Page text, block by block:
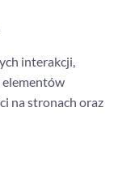
interakcji,
elementów
na stronach oraz